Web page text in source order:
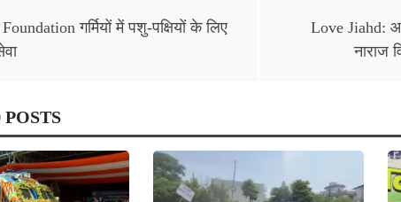
गर्मियों में पशु-पक्षियों के लिए
Love Jiahd:
नाराज